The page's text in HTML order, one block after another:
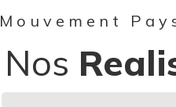
Mouvement
Nos